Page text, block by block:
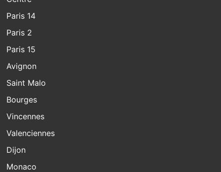
Paris 14
Paris 2
Paris 15
Avignon
Saint Malo
Bourges
Vincennes
Valenciennes
Dijon
Monaco